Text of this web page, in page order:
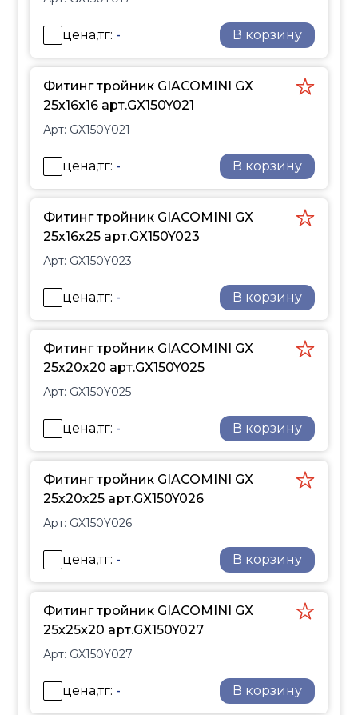
высокотемпературного и
низкотемпературного
отопления, охлаждения,
питьевого
водоснабжения, в
снеготаяния.
цена,тг: - В корзину
Фитинг тройник GIACOMINI GX
25х16х16 арт.GX150Y021
Арт: GX150Y021
цена,тг: - В корзину
Фитинг тройник GIACOMINI GX
25х16х25 арт.GX150Y023
Арт: GX150Y023
цена,тг: - В корзину
Фитинг тройник GIACOMINI GX
25х20х20 арт.GX150Y025
Арт: GX150Y025
цена,тг: - В корзину
Фитинг тройник GIACOMINI GX
25х20х25 арт.GX150Y026
Арт: GX150Y026
цена,тг: - В корзину
Фитинг тройник GIACOMINI GX
25х25х20 арт.GX150Y027
Арт: GX150Y027
цена,тг: - В корзину